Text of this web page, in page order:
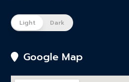
Light Dark
Google Map